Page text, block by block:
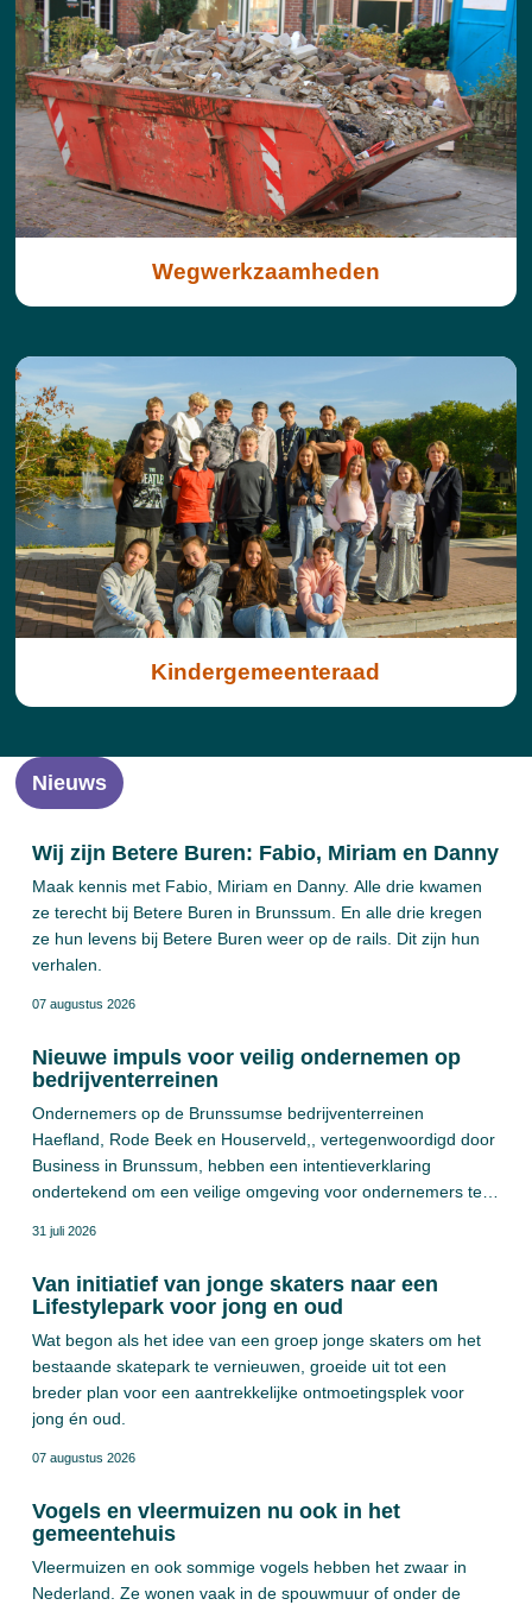
Wegwerkzaamheden
Kindergemeenteraad
Nieuws
Wij zijn Betere Buren: Fabio, Miriam en Danny
Maak kennis met Fabio, Miriam en Danny. Alle drie kwamen
ze terecht bij Betere Buren in Brunssum. En alle drie kregen
ze hun levens bij Betere Buren weer op de rails. Dit zijn hun
verhalen.
07 augustus 2026
Nieuwe impuls voor veilig ondernemen op
bedrijventerreinen
Ondernemers op de Brunssumse bedrijventerreinen
Haefland, Rode Beek en Houserveld,, vertegenwoordigd door
Business in Brunssum, hebben een intentieverklaring
ondertekend om een veilige omgeving voor ondernemers te
voor het keurmerk Veilig Ondernemen Bedrijventerreinen
politie, brandweer, Parkmanagement BV, en de gemeente
Brunssum betrokken.
31 juli 2026
Van initiatief van jonge skaters naar een
Lifestylepark voor jong en oud
Wat begon als het idee van een groep jonge skaters om het
bestaande skatepark te vernieuwen, groeide uit tot een
breder plan voor een aantrekkelijke ontmoetingsplek voor
jong én oud.
07 augustus 2026
Vogels en vleermuizen nu ook in het
gemeentehuis
Vleermuizen en ook sommige vogels hebben het zwaar in
Nederland. Ze wonen vaak in de spouwmuur of onder de